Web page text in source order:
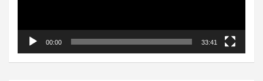
00:00 33:41